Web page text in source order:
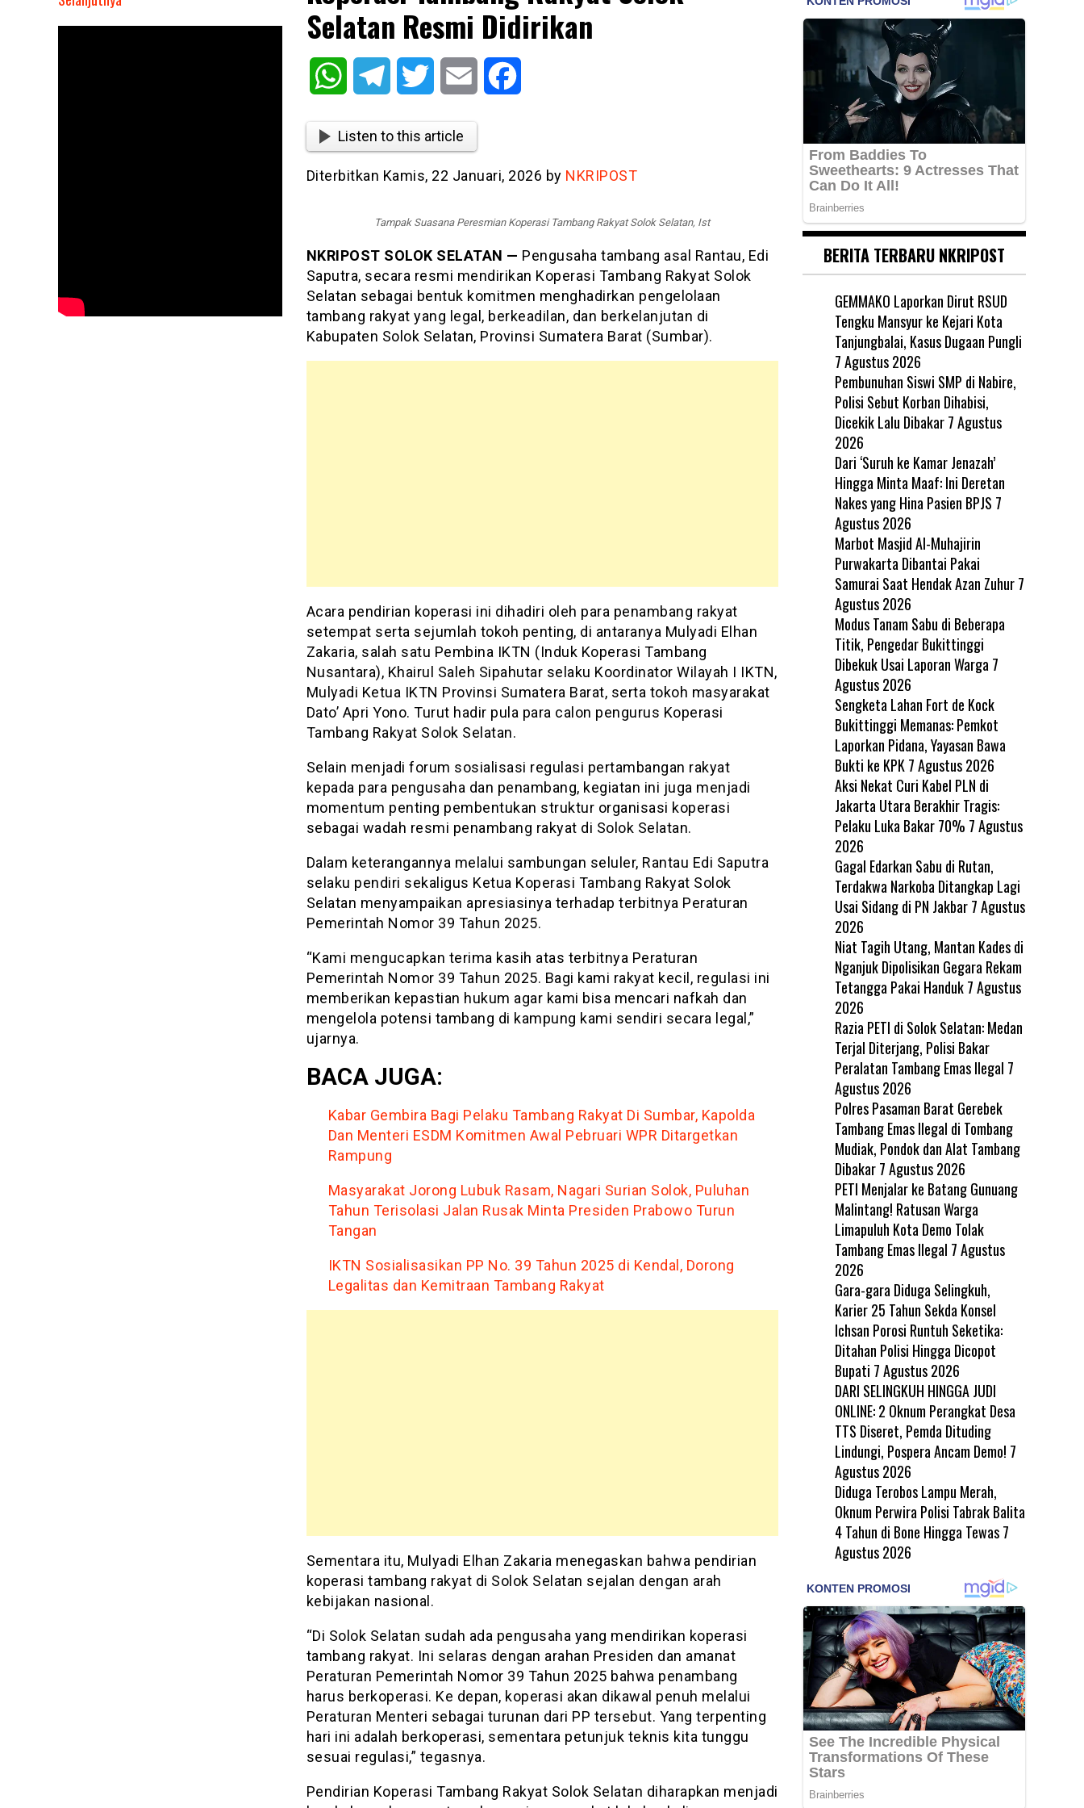
Selatan Resmi Didirikan
WhatsAppTelegram Twitter Email
Listen to this article
Diterbitkan Kamis, 22 Januari, 2026 by NKRIPOST
Tampak Suasana Peresmian Koperasi Tambang Rakyat Solok Selatan, Ist
NKRIPOST SOLOK SELATAN — Pengusaha tambang asal Rantau, Edi
Saputra, secara resmi mendirikan Koperasi Tambang Rakyat Solok
Selatan sebagai bentuk komitmen menghadirkan pengelolaan
tambang rakyat yang legal, berkeadilan, dan berkelanjutan di
Kabupaten Solok Selatan, Provinsi Sumatera Barat (Sumbar).
Acara pendirian koperasi ini dihadiri oleh para penambang rakyat
setempat serta sejumlah tokoh penting, di antaranya Mulyadi Elhan
Zakaria, salah satu Pembina IKTN (Induk Koperasi Tambang
Nusantara), Khairul Saleh Sipahutar selaku Koordinator Wilayah I IKTN,
Mulyadi Ketua IKTN Provinsi Sumatera Barat, serta tokoh masyarakat
Dato’ Apri Yono. Turut hadir pula para calon pengurus Koperasi
Tambang Rakyat Solok Selatan.
Selain menjadi forum sosialisasi regulasi pertambangan rakyat
kepada para pengusaha dan penambang, kegiatan ini juga menjadi
momentum penting pembentukan struktur organisasi koperasi
sebagai wadah resmi penambang rakyat di Solok Selatan.
Dalam keterangannya melalui sambungan seluler, Rantau Edi Saputra
selaku pendiri sekaligus Ketua Koperasi Tambang Rakyat Solok
Selatan menyampaikan apresiasinya terhadap terbitnya Peraturan
Pemerintah Nomor 39 Tahun 2025.
“Kami mengucapkan terima kasih atas terbitnya Peraturan
Pemerintah Nomor 39 Tahun 2025. Bagi kami rakyat kecil, regulasi ini
memberikan kepastian hukum agar kami bisa mencari nafkah dan
mengelola potensi tambang di kampung kami sendiri secara legal,”
ujarnya.
BACA JUGA:
Kabar Gembira Bagi Pelaku Tambang Rakyat Di Sumbar, Kapolda
Dan Menteri ESDM Komitmen Awal Pebruari WPR Ditargetkan
Rampung
Masyarakat Jorong Lubuk Rasam, Nagari Surian Solok, Puluhan
Tahun Terisolasi Jalan Rusak Minta Presiden Prabowo Turun
Tangan
IKTN Sosialisasikan PP No. 39 Tahun 2025 di Kendal, Dorong
Legalitas dan Kemitraan Tambang Rakyat
Sementara itu, Mulyadi Elhan Zakaria menegaskan bahwa pendirian
koperasi tambang rakyat di Solok Selatan sejalan dengan arah
kebijakan nasional.
“Di Solok Selatan sudah ada pengusaha yang mendirikan koperasi
tambang rakyat. Ini selaras dengan arahan Presiden dan amanat
Peraturan Pemerintah Nomor 39 Tahun 2025 bahwa penambang
harus berkoperasi. Ke depan, koperasi akan dikawal penuh melalui
Peraturan Menteri sebagai turunan dari PP tersebut. Yang terpenting
hari ini adalah berkoperasi, sementara petunjuk teknis kita tunggu
sesuai regulasi,” tegasnya.
Pendirian Koperasi Tambang Rakyat Solok Selatan diharapkan menjadi
BERITA TERBARU NKRIPOST
GEMMAKO Laporkan Dirut RSUD
Tengku Mansyur ke Kejari Kota
Tanjungbalai, Kasus Dugaan Pungli
7 Agustus 2026
Pembunuhan Siswi SMP di Nabire,
Polisi Sebut Korban Dihabisi,
Dicekik Lalu Dibakar 7 Agustus
2026
Dari ‘Suruh ke Kamar Jenazah’
Hingga Minta Maaf: Ini Deretan
Nakes yang Hina Pasien BPJS 7
Agustus 2026
Marbot Masjid Al-Muhajirin
Purwakarta Dibantai Pakai
Samurai Saat Hendak Azan Zuhur 7
Agustus 2026
Modus Tanam Sabu di Beberapa
Titik, Pengedar Bukittinggi
Dibekuk Usai Laporan Warga 7
Agustus 2026
Sengketa Lahan Fort de Kock
Bukittinggi Memanas: Pemkot
Laporkan Pidana, Yayasan Bawa
Bukti ke KPK 7 Agustus 2026
Aksi Nekat Curi Kabel PLN di
Jakarta Utara Berakhir Tragis:
Pelaku Luka Bakar 70% 7 Agustus
2026
Gagal Edarkan Sabu di Rutan,
Terdakwa Narkoba Ditangkap Lagi
Usai Sidang di PN Jakbar 7 Agustus
2026
Niat Tagih Utang, Mantan Kades di
Nganjuk Dipolisikan Gegara Rekam
Tetangga Pakai Handuk 7 Agustus
2026
Razia PETI di Solok Selatan: Medan
Terjal Diterjang, Polisi Bakar
Peralatan Tambang Emas Ilegal 7
Agustus 2026
Polres Pasaman Barat Gerebek
Tambang Emas Ilegal di Tombang
Mudiak, Pondok dan Alat Tambang
Dibakar 7 Agustus 2026
PETI Menjalar ke Batang Gunuang
Malintang! Ratusan Warga
Limapuluh Kota Demo Tolak
Tambang Emas Ilegal 7 Agustus
2026
Gara-gara Diduga Selingkuh,
Karier 25 Tahun Sekda Konsel
Ichsan Porosi Runtuh Seketika:
Ditahan Polisi Hingga Dicopot
Bupati 7 Agustus 2026
DARI SELINGKUH HINGGA JUDI
ONLINE: 2 Oknum Perangkat Desa
TTS Diseret, Pemda Dituding
Lindungi, Pospera Ancam Demo! 7
Agustus 2026
Diduga Terobos Lampu Merah,
Oknum Perwira Polisi Tabrak Balita
4 Tahun di Bone Hingga Tewas 7
Agustus 2026